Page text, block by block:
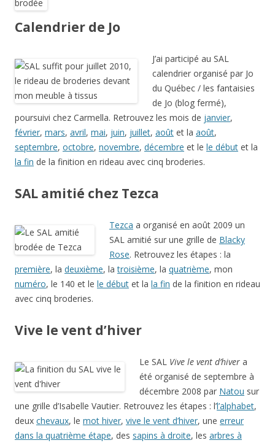
Calendrier de Jo
J’ai participé au SAL
calendrier organisé par Jo
du Québec / les fantaisies
de Jo (blog fermé),
poursuivi chez Carmella. Retrouvez les mois de janvier,
février, mars, avril, mai, juin, juillet, août et la août,
septembre, octobre, novembre, décembre et le le début et la
la fin de la finition en rideau avec cinq broderies.
SAL amitié chez Tezca
Tezca a organisé en août 2009 un
SAL amitié sur une grille de Blacky
Rose. Retrouvez les étapes : la
première, la deuxième, latroisième, la quatrième, mon
numéro, le 140 et le le début et la la fin de la finition en rideau
avec cinq broderies.
Vive le vent d’hiver
Le SAL Vive le vent d’hiver a
été organisé de septembre à
décembre 2008 par Natou sur
une grille d’Isabelle Vautier. Retrouvez les étapes : l’l’alphabet,
deux chevaux, le mot hiver, vive le vent d’hiver, une erreur
dans la quatrième étape, des sapins à droite, les arbres à